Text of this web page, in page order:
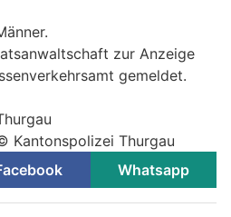
zur Anzeige
gemeldet.
Kantonspolizei Thurgau
Whatsapp